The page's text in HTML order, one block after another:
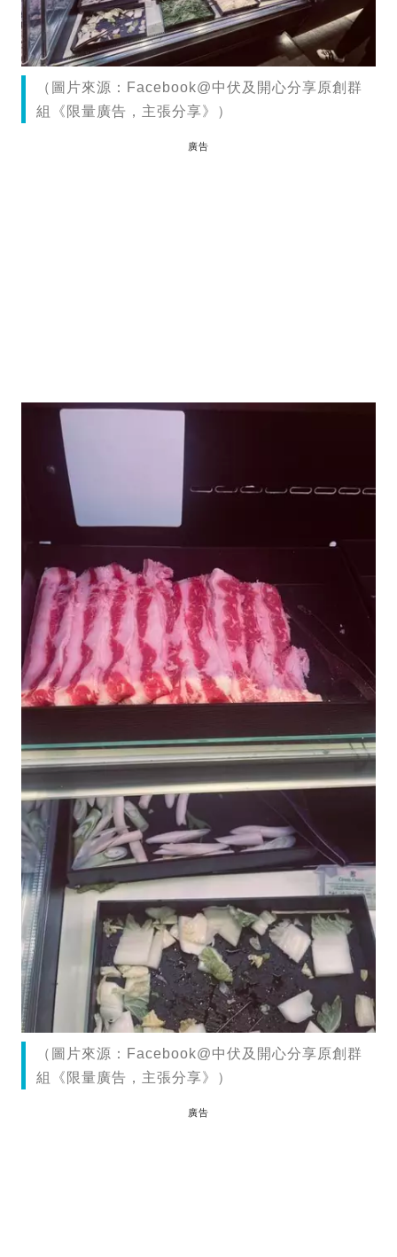
（圖片來源：Facebook@中伏及開心分享原創群
組《限量廣告，主張分享》）
廣告
（圖片來源：Facebook@中伏及開心分享原創群
組《限量廣告，主張分享》）
廣告